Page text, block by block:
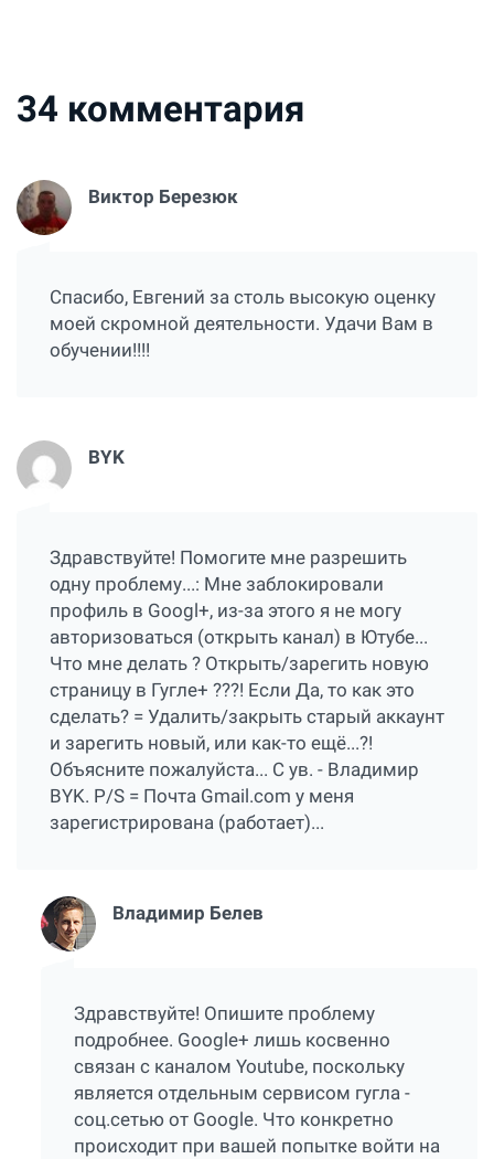
34 комментария
Виктор Березюк
Спасибо, Евгений за столь высокую оценку
моей скромной деятельности. Удачи Вам в
обучении!!!!
BYK
Здравствуйте! Помогите мне разрешить
одну проблему...: Мне заблокировали
профиль в Googl+, из-за этого я не могу
авторизоваться (открыть канал) в Ютубе...
Что мне делать ? Открыть/зарегить новую
страницу в Гугле+ ???! Если Да, то как это
сделать? = Удалить/закрыть старый аккаунт
и зарегить новый, или как-то ещё...?!
Объясните пожалуйста... С ув. - Владимир
BYK. P/S = Почта Gmail.com у меня
зарегистрирована (работает)...
Владимир Белев
Здравствуйте! Опишите проблему
подробнее. Google+ лишь косвенно
связан с каналом Youtube, поскольку
является отдельным сервисом гугла -
соц.сетью от Google. Что конкретно
происходит при вашей попытке войти на